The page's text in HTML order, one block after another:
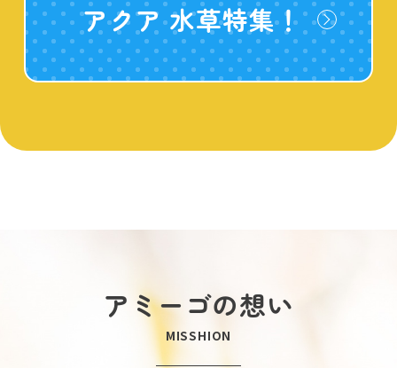
アクア 水草特集！
アミーゴの想い
MISSHION